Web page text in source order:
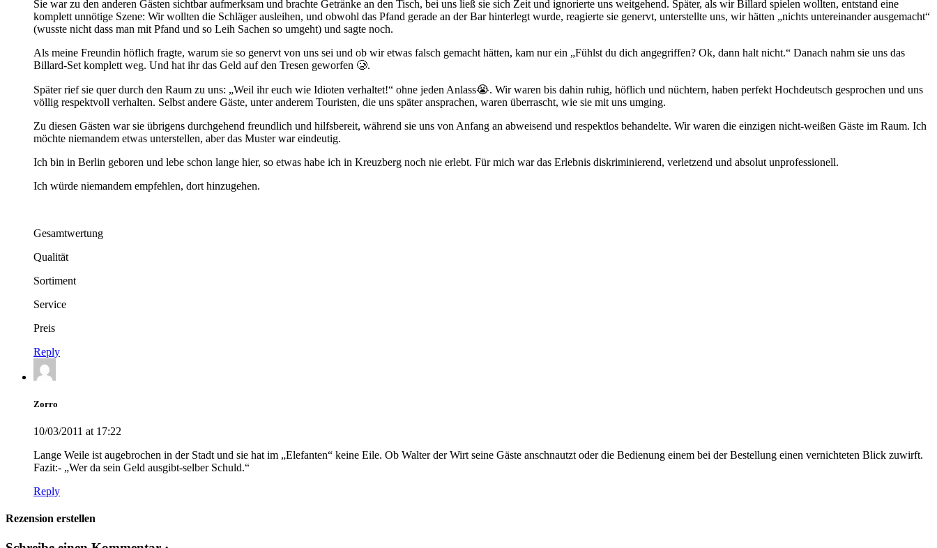
Sie war zu den anderen Gästen sichtbar aufmerksam und brachte Getränke an den Tisch, bei uns ließ sie sich Zeit und ignorierte uns weitgehend. Später, als wir Billard spielen wollten, entstand eine
komplett unnötige Szene: Wir wollten die Schläger ausleihen, und obwohl das Pfand gerade an der Bar hinterlegt wurde, reagierte sie genervt, unterstellte uns, wir hätten „nichts untereinander ausgemacht“
(wusste nicht dass man mit Pfand und so Leih Sachen so umgeht) und sagte noch.
Als meine Freundin höflich fragte, warum sie so genervt von uns sei und ob wir etwas falsch gemacht hätten, kam nur ein „Fühlst du dich angegriffen? Ok, dann halt nicht.“ Danach nahm sie uns das
Billard-Set komplett weg. Und hat ihr das Geld auf den Tresen geworfen 🥲.
Später rief sie quer durch den Raum zu uns: „Weil ihr euch wie Idioten verhaltet!“ ohne jeden Anlass😭. Wir waren bis dahin ruhig, höflich und nüchtern, haben perfekt Hochdeutsch gesprochen und uns
völlig respektvoll verhalten. Selbst andere Gäste, unter anderem Touristen, die uns später ansprachen, waren überrascht, wie sie mit uns umging.
Zu diesen Gästen war sie übrigens durchgehend freundlich und hilfsbereit, während sie uns von Anfang an abweisend und respektlos behandelte. Wir waren die einzigen nicht-weißen Gäste im Raum. Ich
möchte niemandem etwas unterstellen, aber das Muster war eindeutig.
Ich bin in Berlin geboren und lebe schon lange hier, so etwas habe ich in Kreuzberg noch nie erlebt. Für mich war das Erlebnis diskriminierend, verletzend und absolut unprofessionell.
Ich würde niemandem empfehlen, dort hinzugehen.
Gesamtwertung
Qualität
Sortiment
Service
Preis
Reply
Zorro
10/03/2011 at 17:22
Lange Weile ist augebrochen in der Stadt und sie hat im „Elefanten“ keine Eile. Ob Walter der Wirt seine Gäste anschnautzt oder die Bedienung einem bei der Bestellung einen vernichteten Blick zuwirft.
Fazit:- „Wer da sein Geld ausgibt-selber Schuld.“
Reply
Rezension erstellen